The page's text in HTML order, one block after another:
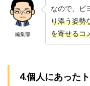
るビ
ヨン
ドの
地域
9
編集部
なので、ビ
り添う姿勢
を寄せるコ
4.個人にあった